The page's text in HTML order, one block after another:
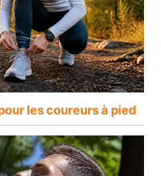
les coureurs à pied